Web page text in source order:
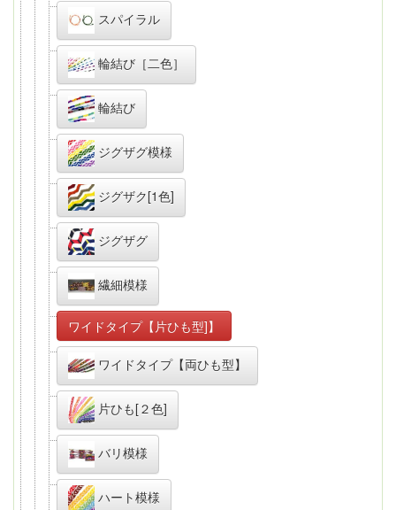
スパイラル
輪結び［二色］
輪結び
ジグザグ模様
ジグザク[1色]
ジグザグ
繊細模様
ワイドタイプ【片ひも型]】
ワイドタイプ【両ひも型】
片ひも[２色]
バリ模様
ハート模様